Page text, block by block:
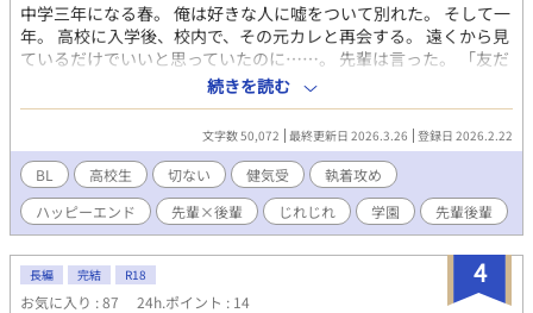
中学三年になる春。 俺は好きな人に嘘をついて別れた。 そして一
年。 高校に入学後、校内で、その元カレと再会する。 遠くから見
ているだけでいいと思っていたのに……。 先輩は言った。 「友だ
ちに戻ろう」 まだ好きなのに。 忘れられないのに。 元恋人から
始まる、再スタートの恋。 (登場人物) 渋沢 香名人 ｼﾌﾞｻﾜ ｶﾅﾄ 高１
山名 貴仁 ﾔﾏﾅ ﾀｶﾋﾄ 高３ 表紙は、生成AIによる、自作です。 (替わ
るかもです。。)
続きを読む
文字数 50,072 最終更新日 2026.3.26 登録日 2026.2.22
BL 高校生 切ない 健気受
執着攻め
ハッピーエンド
先輩×後輩 じれじれ 学園 先輩後輩
4
長編 完結 R18
お気に入り : 87 24h.ポイント : 14